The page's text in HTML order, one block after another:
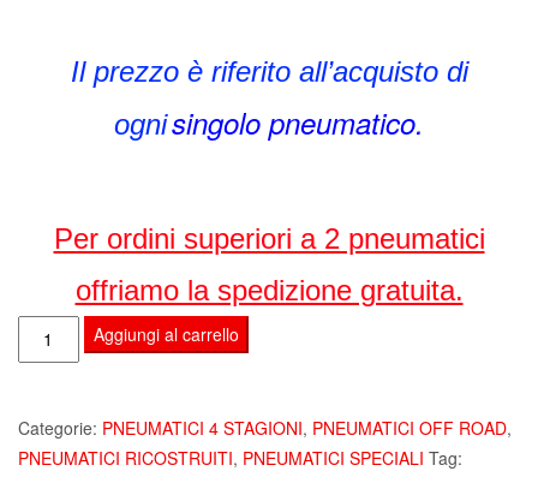
Il prezzo è riferito all’acquisto di
ognisingolo pneumatico.
Per ordini superiori a 2 pneumatici
offriamo la spedizione gratuita.
ZIARELLI
CRUISE
65
R16
Aggiungi al carrello
Categorie: PNEUMATICI 4 STAGIONI, PNEUMATICI OFF ROAD,
PNEUMATICI RICOSTRUITI, PNEUMATICI SPECIALI Tag: